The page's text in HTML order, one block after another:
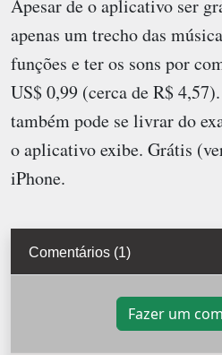
Apesar de o aplicativo ser
apenas um trecho das
funções e ter os sons por
US$ 0,99 (cerca de R$
também pode se livrar do
o aplicativo exibe. Grátis
iPhone.
Comentários (1)
Fazer um